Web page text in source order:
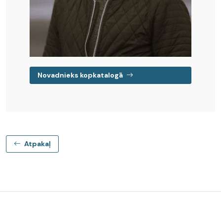
Novadnieks kopkatalogā
Atpakaļ